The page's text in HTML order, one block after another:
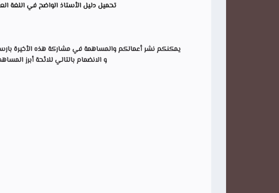
تحميلدليل الأستاذ الواضح في اللغة
يمكنكم نشر أعمالكم والمساهمة في مشاركة هذه الأخيرة
و الانضمام بالتالي للائحة أبرز